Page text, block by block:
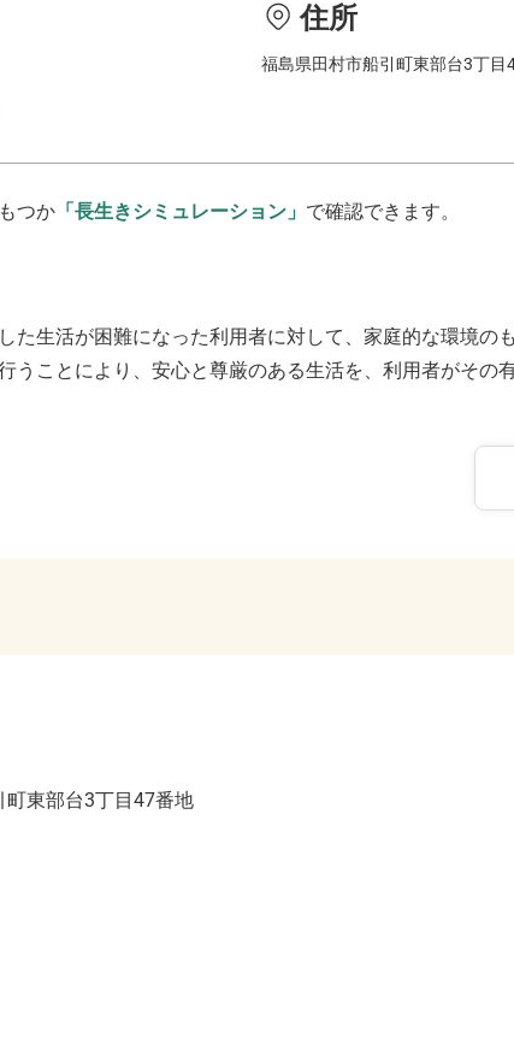
住所
福島県田村市船引町東部台3丁目
つか 「長生きシミュレーション」 で確認できます。
た生活が困難になった利用者に対して、家庭的な環境
うことにより、安心と尊厳のある生活を、利用者がそ
町東部台3丁目47番地